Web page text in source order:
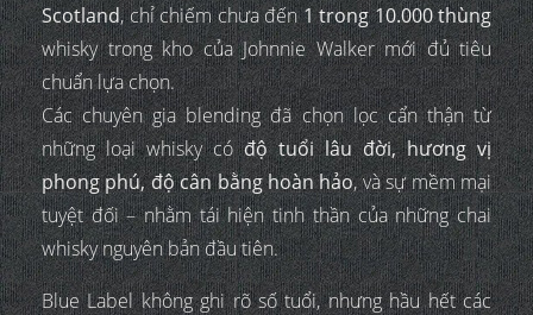
Scotland, chỉ chiếm chưa đến1 trong 10.000 thùng
whisky trong kho của Johnnie Walker mới đủ tiêu
chuẩn lựa chọn.
Các chuyên gia blending đã chọn lọc cẩn thận từ
những loại whisky cóđộ tuổi lâu đời, hương vị
phong phú, độ cân bằng hoàn hảo, và sự mềm mại
tuyệt đối – nhằm tái hiện tinh thần của những chai
whisky nguyên bản đầu tiên.
Blue Label không ghi rõ số tuổi, nhưng hầu hết các